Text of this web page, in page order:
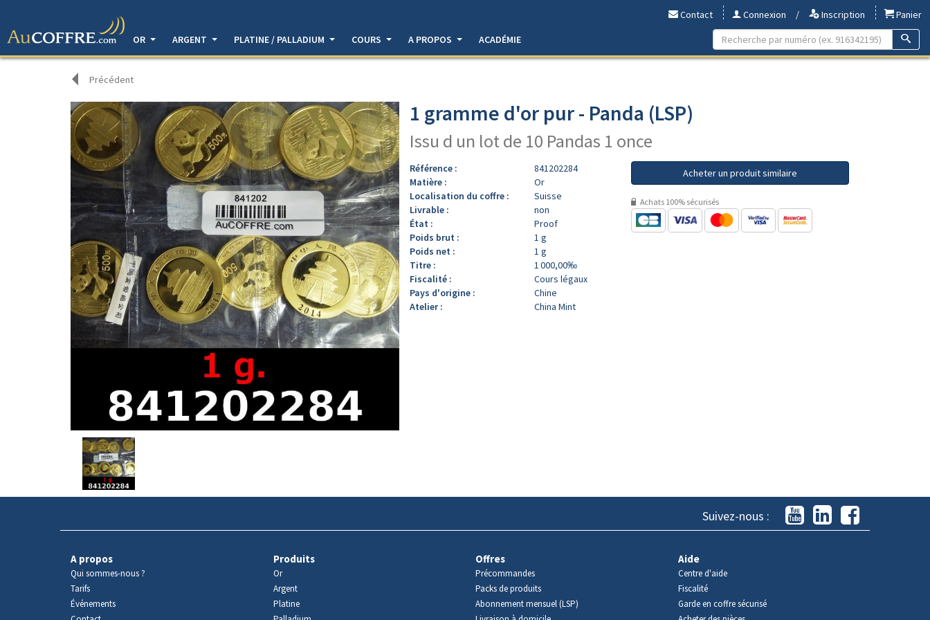
Contact Connexion / Inscription
Panier
OR
ARGENT PLATINE / PALLADIUM COURS A PROPOS ACADÉMIE
Précédent
Avers
produit
1 gramme d'or pur - Panda (LSP)
Issu d un lot de 10 Pandas 1 once
Référence :
841202284
Matière :
Or
Localisation du coffre :
Suisse
Livrable :
non
État :
Proof
Poids brut :
1 g
Poids net :
1 g
Titre :
1 000,00‰
Fiscalité :
Cours légaux
Pays d'origine :
Chine
Atelier :
China Mint
Acheter un produit similaire
Achats 100% sécurisés
Suivez-nous :
A propos
Qui sommes-nous ?
Tarifs
Événements
Produits
Or
Argent
Platine
Offres
Précommandes
Packs de produits
Abonnement mensuel (LSP)
Aide
Centre d'aide
Fiscalité
Garde en coffre sécurisé